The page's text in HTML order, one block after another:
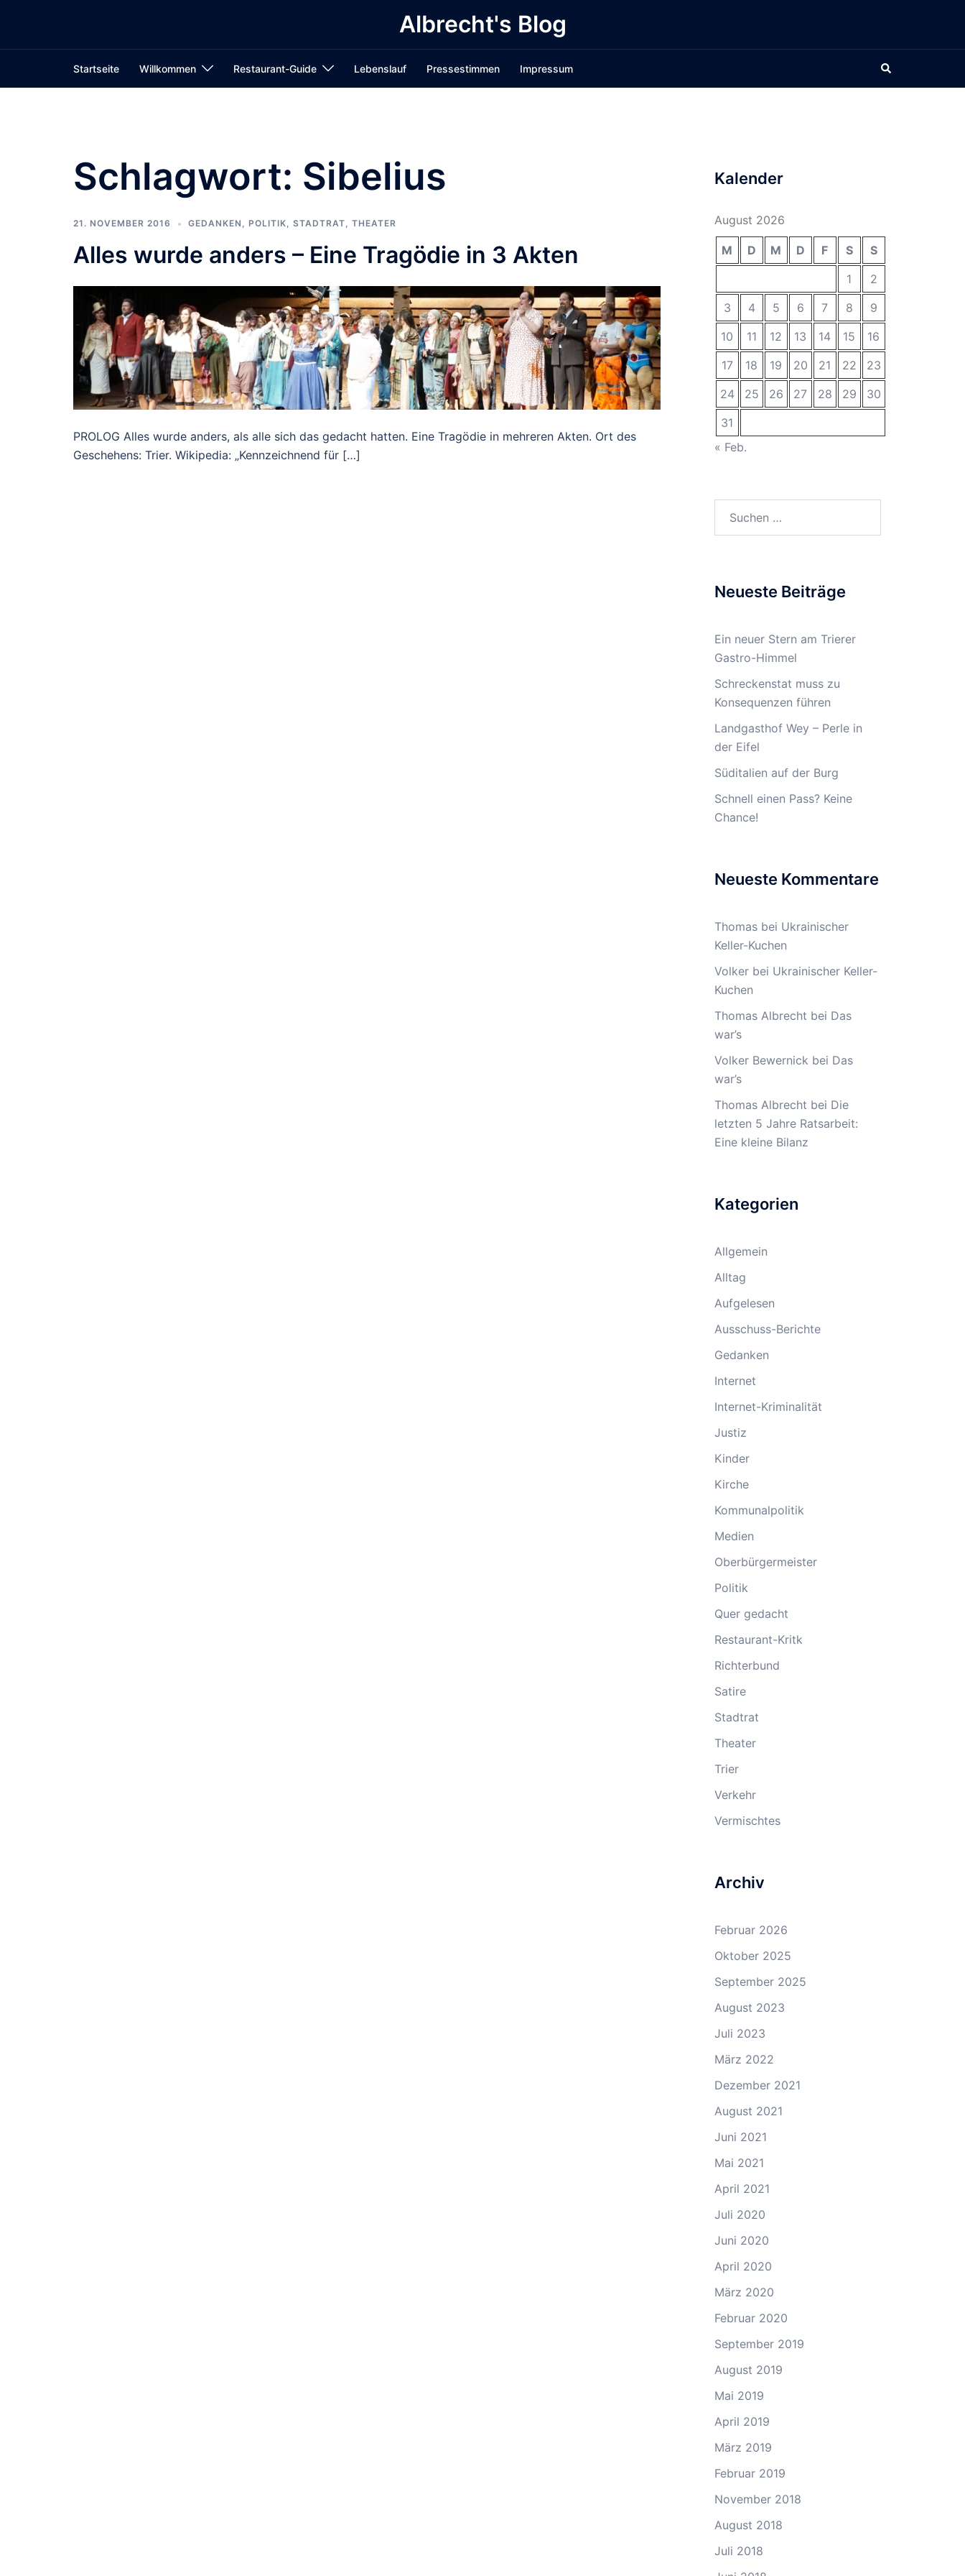
springen
Albrecht's Blog
Startseite Willkommen Restaurant-Guide Lebenslauf Pressestimmen Impressum Suche
Schlagwort: Sibelius
21. NOVEMBER 2016 GEDANKEN , POLITIK, STADTRAT, THEATER
Alles wurde anders – Eine Tragödie in 3 Akten
PROLOG Alles wurde anders, als alle sich das gedacht hatten. Eine Tragödie in mehreren Akten. Ort des
Geschehens: Trier. Wikipedia: „Kennzeichnend für […]
Kalender
August 2026
M D M D F S
S
1
2
3
4 5 6 7 8
9
10
11 12 13 14 15
16
17
18 19 20 21 22
23
24
25 26 27 28 29
30
31
« Feb.
Neueste Beiträge
Ein neuer Stern am Trierer
Gastro-Himmel
Schreckenstat muss zu
Konsequenzen führen
Landgasthof Wey – Perle in
der Eifel
Süditalien auf der Burg
Schnell einen Pass? Keine
Chance!
Neueste Kommentare
Thomasbei Ukrainischer
Keller-Kuchen
Volkerbei Ukrainischer Keller-
Kuchen
Thomas Albrecht bei Das
war’s
Volker Bewernick bei Das
war’s
Thomas Albrecht bei Die
letzten 5 Jahre Ratsarbeit:
Eine kleine Bilanz
Kategorien
Allgemein
Alltag
Aufgelesen
Ausschuss-Berichte
Gedanken
Internet
Internet-Kriminalität
Justiz
Kinder
Kirche
Kommunalpolitik
Medien
Oberbürgermeister
Politik
Quer gedacht
Restaurant-Kritk
Richterbund
Satire
Stadtrat
Theater
Trier
Verkehr
Vermischtes
Archiv
Februar 2026
Oktober 2025
September 2025
August 2023
Juli 2023
März 2022
Dezember 2021
August 2021
Juni 2021
Mai 2021
April 2021
Juli 2020
Juni 2020
April 2020
März 2020
Februar 2020
September 2019
August 2019
Mai 2019
April 2019
März 2019
Februar 2019
November 2018
August 2018
Juli 2018